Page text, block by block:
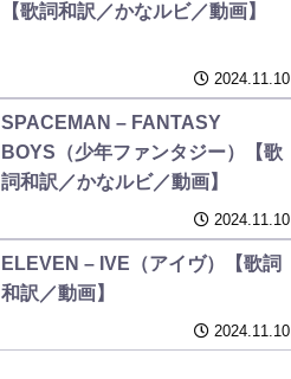
【歌詞和訳／かなルビ／動画】
2024.11.10
SPACEMAN – FANTASY
BOYS（少年ファンタジー）【歌
詞和訳／かなルビ／動画】
2024.11.10
ELEVEN – IVE（アイヴ）【歌詞
和訳／動画】
2024.11.10